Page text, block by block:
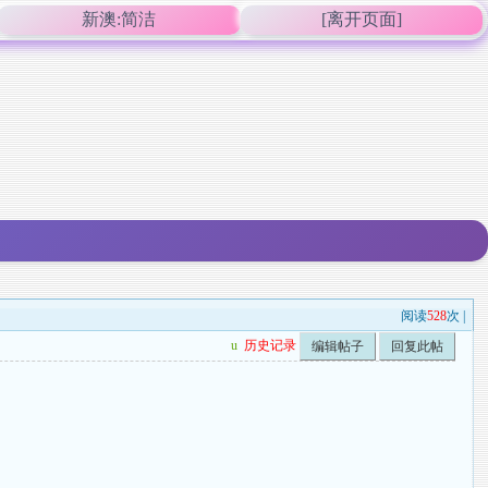
新澳:简洁 [离开页面]
阅读528次 |
u 历史记录 编辑帖子 回复此帖